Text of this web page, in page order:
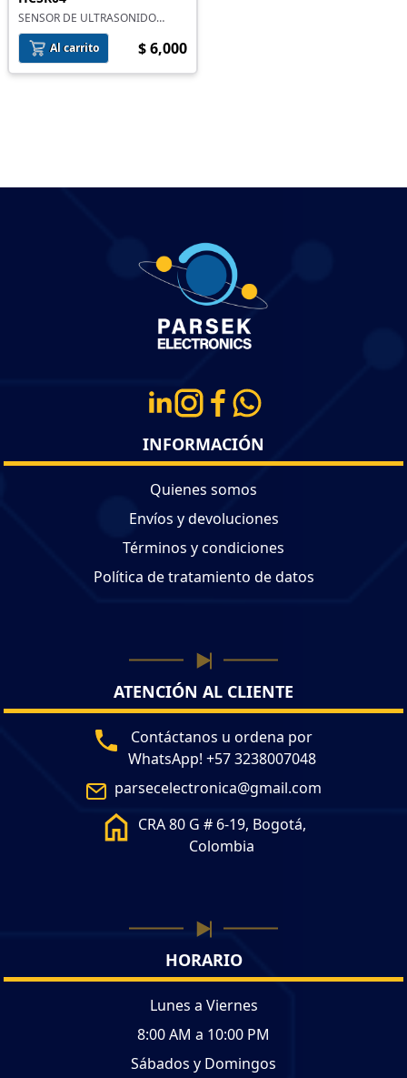
SENSOR DE ULTRASONIDO
HCSR04 (2 A 450CM)
Al carrito
$ 6,000
INFORMACIÓN
Quienes somos
Envíos y devoluciones
Términos y condiciones
Política de tratamiento de datos
ATENCIÓN AL CLIENTE
Contáctanos u ordena por
WhatsApp! +57 3238007048
parsecelectronica@gmail.com
CRA 80 G # 6-19, Bogotá,
Colombia
HORARIO
Lunes a Viernes
8:00 AM a 10:00 PM
Sábados y Domingos